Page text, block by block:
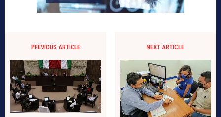
PREVIOUS ARTICLE NEXT ARTICLE